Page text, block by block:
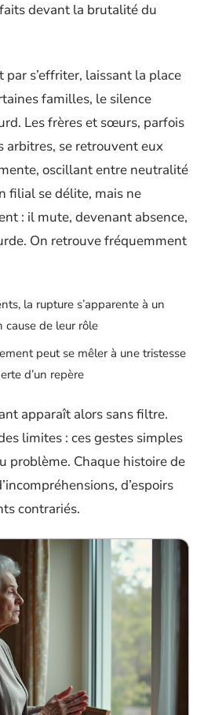
devant la brutalité du
s’effriter, laissant la place
familles, le silence
Les frères et sœurs, parfois
arbitres, se retrouvent eux
oscillant entre neutralité
filial se délite, mais ne
: il mute, devenant absence,
On retrouve fréquemment
la rupture s’apparente à un
cause de leur rôle
peut se mêler à une tristesse
d’un repère
apparaît alors sans filtre.
limites : ces gestes simples
Chaque histoire de
d’espoirs
contrariés.